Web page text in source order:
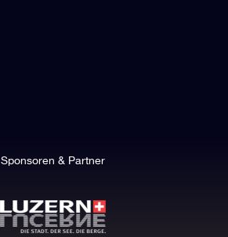
Sponsoren & Partner